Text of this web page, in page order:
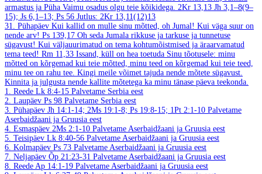
armastus ja Püha Vaimu osadus olgu teie kõikidega. 2Kr 13,13 Jh 3,1–8(9–
15); Js 6,1–13; Ps 56 Jutlus: 2Kr 13,11(12)13
31. Pühapäev Kui kallid on mulle sinu mõtted, oh Jumal! Kui väga suur on
nende arv! Ps 139,17 Oh seda Jumala rikkuse ja tarkuse ja tunnetuse
sügavust! Kui väljauurimatud on tema kohtumõistmised ja äraarvamatud
tema teed! Rm 11,33 Issand, küll on hea toetuda Sinu tõotusele: minu
mõtted on kõrgemad kui teie mõtted, minu teed on kõrgemad kui teie teed,
minu tee on rahu tee. Kingi meile võimet tajuda nende mõtete sügavust.
Kinnita ja julgusta nende kallite mõtetega ka minu tänase päeva teekonda.
1. Reede Lk 8:4-15 Palvetame Serbia eest
2. Laupäev Ps 98 Palvetame Serbia eest
3. Pühapäev Jh 14:1-14; 2Ms 19:1-8; Ps 19:8-15; 1Pt 2:1-10 Palvetame
Aserbaidžaani ja Gruusia eest
4. Esmaspäev 2Ms 2:1-10 Palvetame Aserbaidžaani ja Gruusia eest
5. Teisipäev Lk 8:40-56 Palvetame Aserbaidžaani ja Gruusia eest
6. Kolmapäev Ps 73 Palvetame Aserbaidžaani ja Gruusia eest
7. Neljapäev Õp 21:23-31 Palvetame Aserbaidžaani ja Gruusia eest
8. Reede Ap 14:1-19 Palvetame Aserbaidžaani ja Gruusia eest